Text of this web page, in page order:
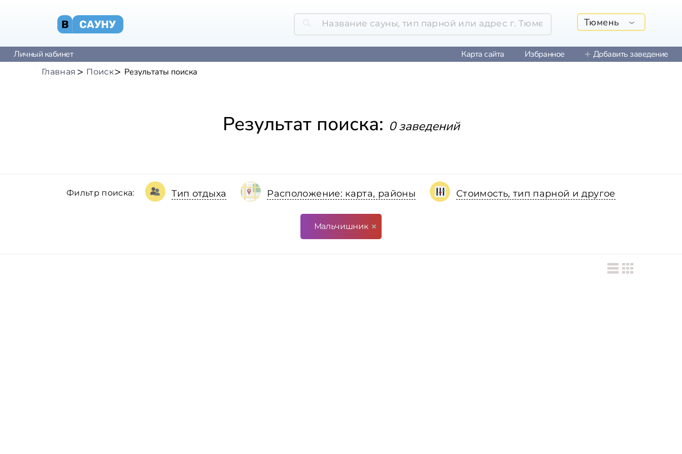
Тюмень
Личный кабинет Карта сайта Избранное Добавить заведение
Главная Поиск Результаты поиска
Результат поиска: 0 заведений
Фильтр поиска: Тип отдыха Расположение: карта, районы Стоимость, тип парной и другое
Мальчишник